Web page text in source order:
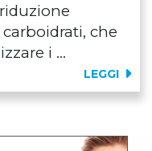
che
i ...
LEGGI